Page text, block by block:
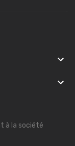
keyboard_arrow_down
keyboard_arrow_down
à la société